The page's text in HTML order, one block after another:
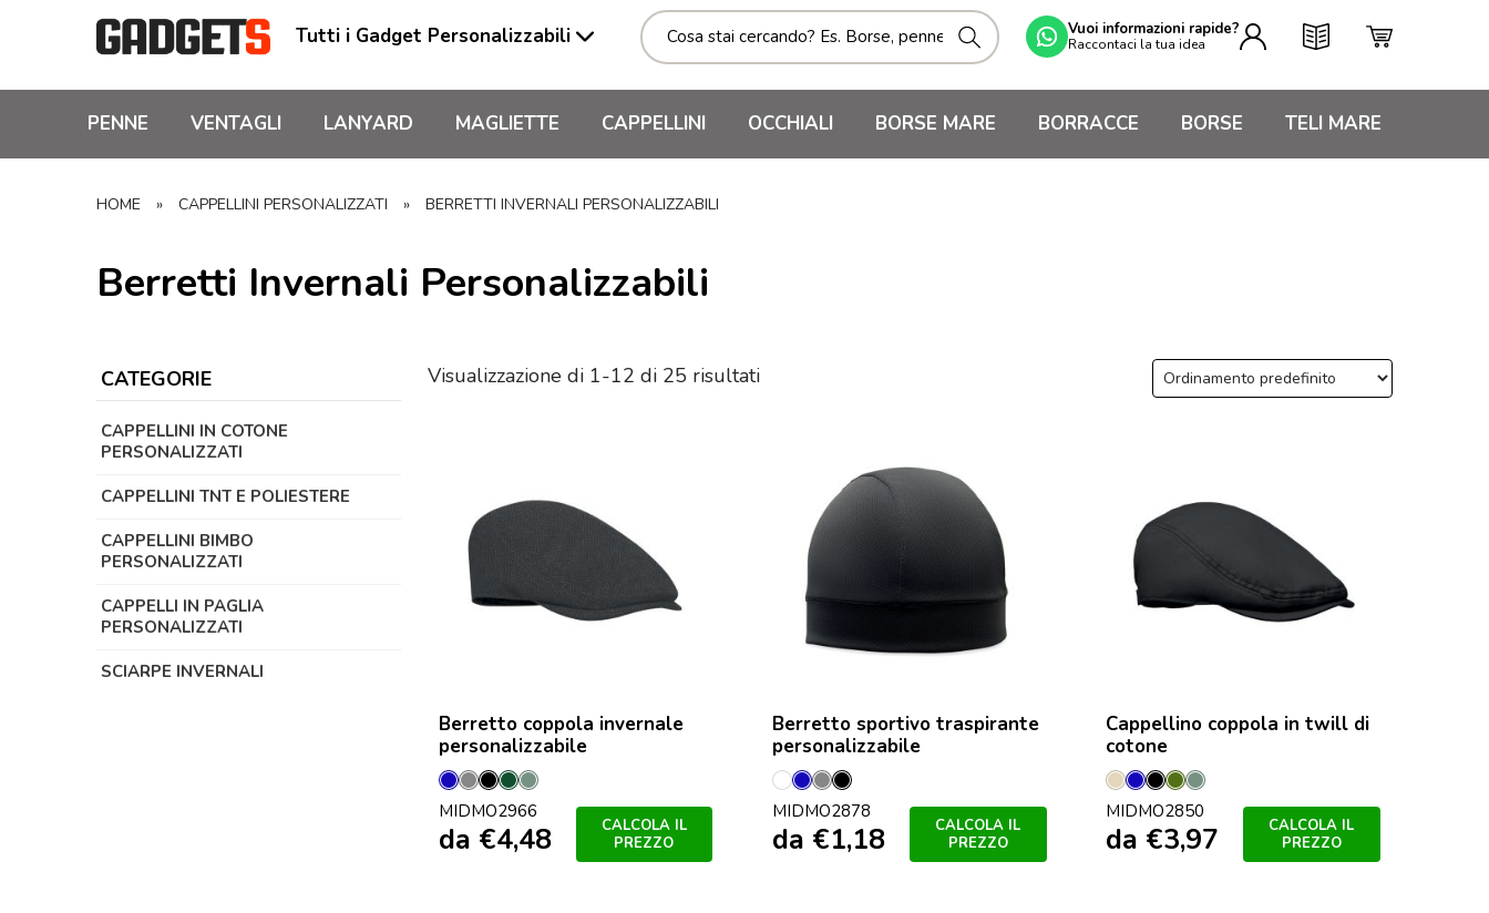
Tutti i Gadget Personalizzabili Vuoi informazioni rapide?
Raccontaci la tua idea
PENNE VENTAGLI LANYARD MAGLIETTE CAPPELLINI OCCHIALI BORSE MARE BORRACCE BORSE TELI MARE
HOME » CAPPELLINI PERSONALIZZATI » BERRETTI INVERNALI PERSONALIZZABILI
Berretti Invernali Personalizzabili
CATEGORIE
CAPPELLINI IN COTONE
PERSONALIZZATI
CAPPELLINI TNT E POLIESTERE
CAPPELLINI BIMBO
PERSONALIZZATI
CAPPELLI IN PAGLIA
PERSONALIZZATI
SCIARPE INVERNALI
Visualizzazione di 1-12 di 25 risultati
Berretto coppola invernale
personalizzabile
BluGrigio
Nero
Verde
Scuro
Cachi
MIDMO2966
da €4,48
CALCOLA IL
PREZZO
Berretto sportivo traspirante
personalizzabile
Bianco
BluGrigio
Nero
MIDMO2878
da €1,18
CALCOLA IL
PREZZO
Cappellino coppola in twill di
cotone
Beige
BluNero
Verde
militare
Cachi
MIDMO2850
da €3,97
CALCOLA IL
PREZZO